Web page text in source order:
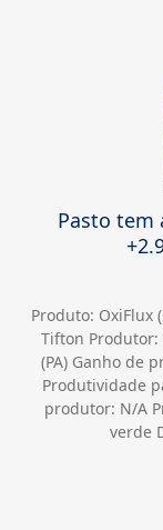
Pasto tem
Produto: OxiFlux
Tifton Produtor:
(PA) Ganho de
Produtividade
produtor: N/A
verde